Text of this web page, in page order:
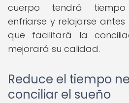
cuerpo tendrá
enfriarse y relajarse
que facilitará la
mejorará su calidad.
Reduce el tiempo
conciliar el sueño